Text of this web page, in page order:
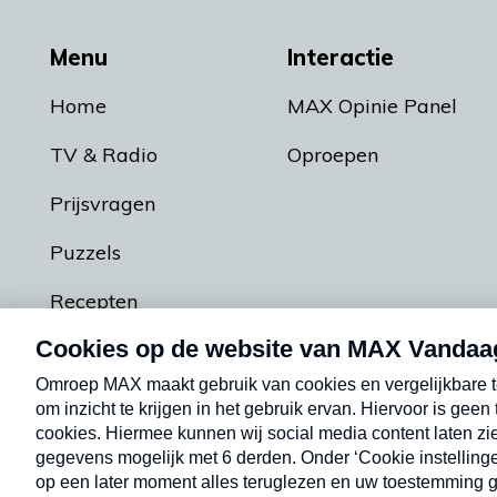
Menu
Home
TV & Radio
Prijsvragen
Puzzels
Recepten
Podcasts
Interactie
MAX Opinie Panel
Oproepen